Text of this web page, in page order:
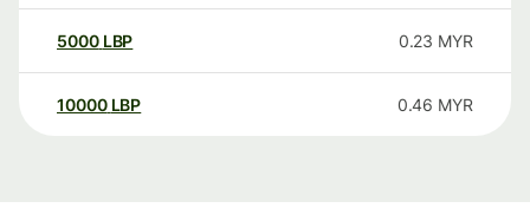
5000 LBP 0.23 MYR
10000 LBP 0.46 MYR